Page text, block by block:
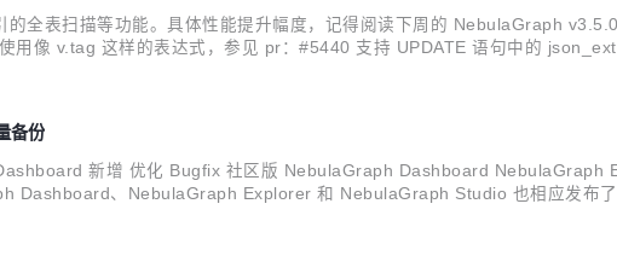
全表扫描等功能。具体性能提升幅度，记得阅读下周的 NebulaGraph
像 v.tag 这样的表达式，参见 pr：#5440 支持 UPDATE 语句中的
备份
新增 优化 Bugfix 社区版 NebulaGraph Dashboard
Dashboard、NebulaGraph Explorer 和 NebulaGraph Studio 也相应发布